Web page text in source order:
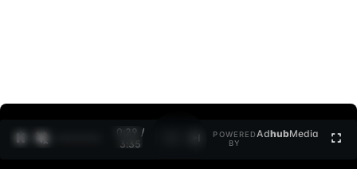
0:30 /
3:35
POWERED
BY
AdhubMedia